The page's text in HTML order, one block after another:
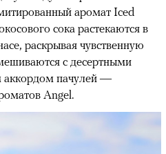
аромат Iced
сока растекаются в
раскрывая чувственную
с десертными
аккордом пачулей —
Angel.